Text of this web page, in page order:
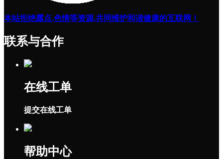
本站拒绝露点,色情等资源,共同维护和谐健康的互联网！
联系与合作
在线工单
提交在线工单
帮助中心